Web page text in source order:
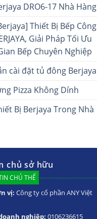
DRO6-17 Nhà Hàng
Thiết Bị Bếp Công
Giải Pháp Tối Ưu
Bếp Chuyên Nghiệp
cài đặt tủ đông Berjaya
Pizza Không Dính
Bị Berjaya Trong Nhà
chủ sở hữu
CHỦ THỂ
vị: Công ty cổ phần ANY Việt
nghiệp: 0106236615